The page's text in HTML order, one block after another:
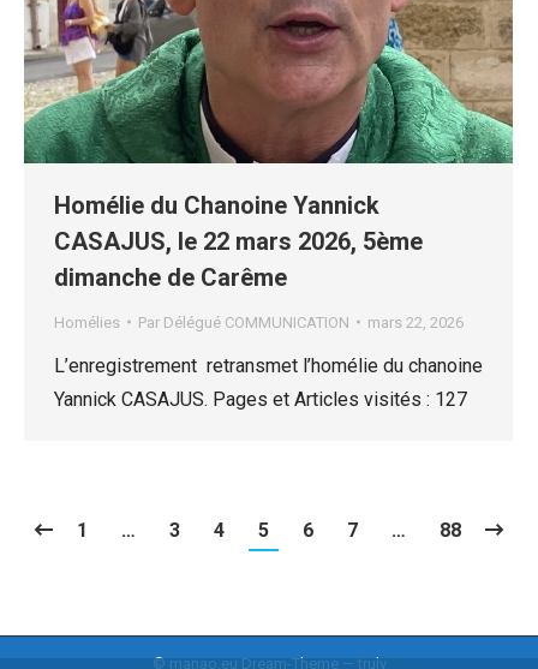
Homélie du Chanoine Yannick
CASAJUS, le 22 mars 2026, 5ème
dimanche de Carême
Homélies Par Délégué COMMUNICATION mars 22, 2026
L’enregistrement retransmet l’homélie du chanoine
Yannick CASAJUS. Pages et Articles visités : 127
1 … 3 4 5 6 7 … 88
© manao.eu Dream-Theme — truly